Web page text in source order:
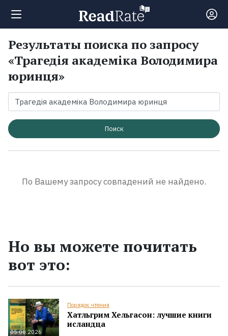
Поиск
Новости
Рейтинги
Экранизации
Результаты поиска по запросу
«Трагедія академіка Володимира
юринця»
Поиск
По Вашему запросу совпадений не найдено.
Но вы можете почитать
вот это:
05.08.2026
Порядок чтения
Хатльгрим Хельгасон: лучшие книги
исландца